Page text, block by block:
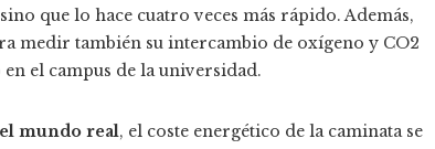
que lo hace cuatro veces más rápido. Además,
medir también su intercambio de oxígeno y CO2
el campus de la universidad.
mundo real, el coste energético de la caminata se